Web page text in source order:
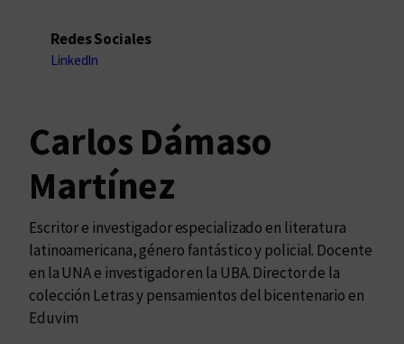
Redes Sociales
LinkedIn
Carlos Dámaso
Martínez
Escritor e investigador especializado en literatura
latinoamericana, género fantástico y policial. Docente
en la UNA e investigador en la UBA. Director de la
colección Letras y pensamientos del bicentenario en
Eduvim